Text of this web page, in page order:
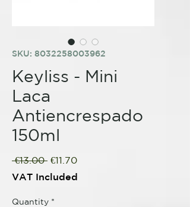
SKU: 8032258003962
Keyliss - Mini
Laca
Antiencrespado
150ml
€13.00 Regular
Price
€11.70Sale
Price
VAT Included
Quantity *